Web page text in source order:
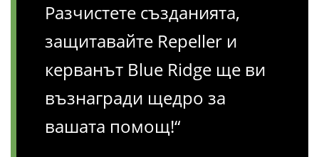
Разчистете създанията,
защитавайте Repeller и
керванът Blue Ridge ще ви
възнагради щедро за
вашата помощ!“